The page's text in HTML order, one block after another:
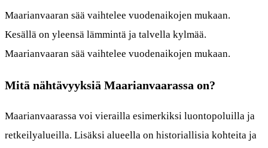
Maarianvaaran sää vaihtelee vuodenaikojen mukaan.
Kesällä on yleensä lämmintä ja talvella kylmää.
Maarianvaaran sää vaihtelee vuodenaikojen mukaan.
Mitä nähtävyyksiä Maarianvaarassa on?
Maarianvaarassa voi vierailla esimerkiksi luontopoluilla ja
retkeilyalueilla. Lisäksi alueella on historiallisia kohteita ja